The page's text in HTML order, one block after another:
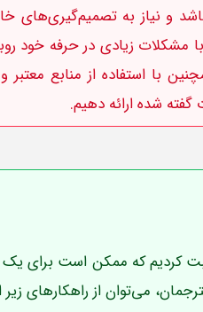
و نیاز به
مشکلات زیادی در حرفه خود
با استفاده از منابع
شده ارائه دهیم.
کردیم که ممکن است برای یک
می‌توان از راهکارهای زیر